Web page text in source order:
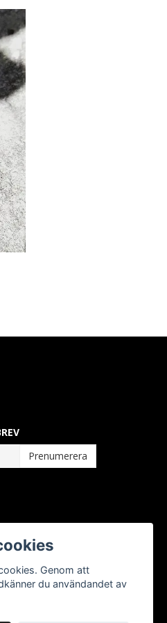
Prenumerera
Genom att
du användandet av